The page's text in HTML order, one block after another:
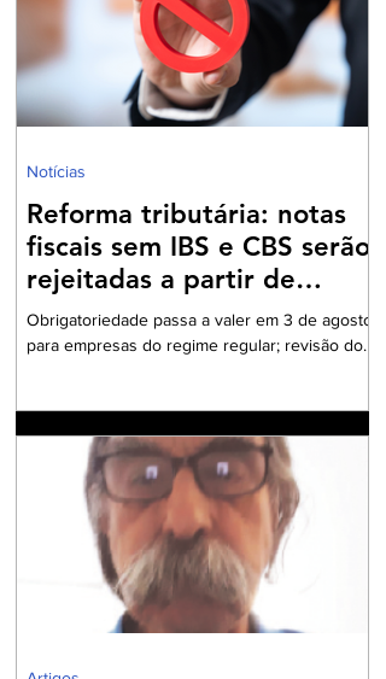
Reforma tributária: notas
fiscais sem IBS e CBS serão
rejeitadas a partir de
agosto
Obrigatoriedade passa a valer em 3 de agosto
para empresas do regime regular; revisão dos
Fazenda passará a rejeitar a emissão de NF-e
e NFC-e que não contenham o preenchimento
dos campos relativos ao Imposto sobre Bens e
Serviços (IBS) e à Contribuição sobre Bens e
Serviços (CBS). A mudança marca uma das
primeiras etapas de validação obrigatória
Notícias